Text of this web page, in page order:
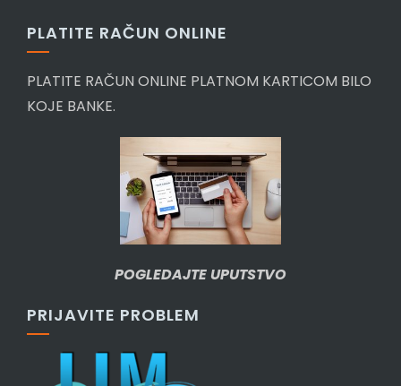
PLATITE RAČUN ONLINE
PLATITE RAČUN ONLINE PLATNOM KARTICOM BILO
KOJE BANKE.
POGLEDAJTE UPUTSTVO
PRIJAVITE PROBLEM